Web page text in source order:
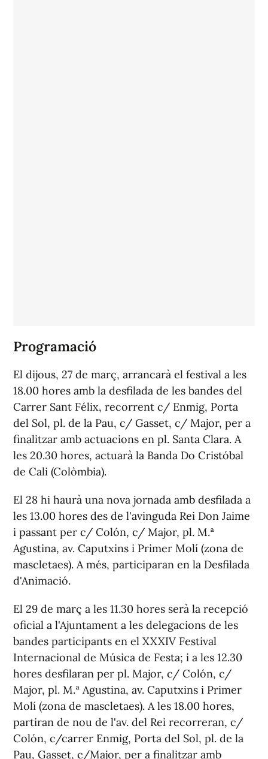
Programació
El dijous, 27 de març, arrancarà el festival a les
18.00 hores amb la desfilada de les bandes del
Carrer Sant Félix, recorrent c/ Enmig, Porta
del Sol, pl. de la Pau, c/ Gasset, c/ Major, per a
finalitzar amb actuacions en pl. Santa Clara. A
les 20.30 hores, actuarà la Banda Do Cristóbal
de Cali (Colòmbia).
El 28 hi haurà una nova jornada amb desfilada a
les 13.00 hores des de l'avinguda Rei Don Jaime
i passant per c/ Colón, c/ Major, pl. M.ª
Agustina, av. Caputxins i Primer Molí (zona de
mascletaes). A més, participaran en la Desfilada
d'Animació.
El 29 de març a les 11.30 hores serà la recepció
oficial a l'Ajuntament a les delegacions de les
bandes participants en el XXXIV Festival
Internacional de Música de Festa; i a les 12.30
hores desfilaran per pl. Major, c/ Colón, c/
Major, pl. M.ª Agustina, av. Caputxins i Primer
Molí (zona de mascletaes). A les 18.00 hores,
partiran de nou de l'av. del Rei recorreran, c/
Colón, c/carrer Enmig, Porta del Sol, pl. de la
Pau, Gasset, c/Major, per a finalitzar amb